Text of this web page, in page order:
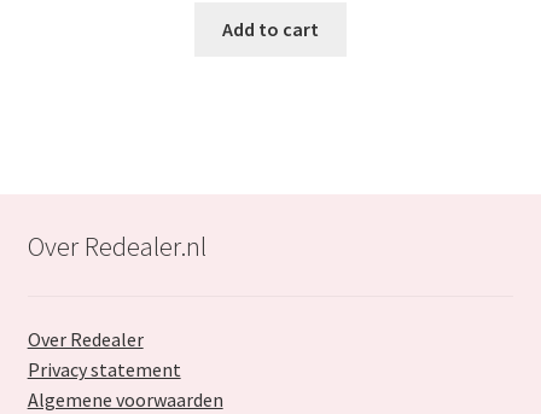
was:
Add to cart
Over Redealer.nl
Over Redealer
Privacy statement
Algemene voorwaarden